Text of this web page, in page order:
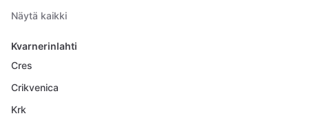
Näytä kaikki
Kvarnerinlahti
Cres
Crikvenica
Krk